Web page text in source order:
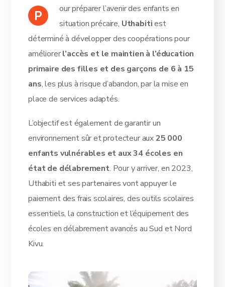
P
our préparer l’avenir des enfants en
situation précaire, Uthabitiest
déterminé à développer des coopérations pour
améliorerl’accès et le maintien à l’éducation
primaire des filles et des garçons de 6 à 15
ans, les plus à risque d’abandon, par la mise en
place de services adaptés.
L’objectif est également de garantir un
environnement sûr et protecteur aux25 000
enfants vulnérables et aux 34 écoles en
état de délabrement. Pour y arriver, en 2023,
Uthabiti et ses partenaires vont appuyer le
paiement des frais scolaires, des outils scolaires
essentiels, la construction et l’équipement des
écoles en délabrement avancés au Sud et Nord
Kivu.